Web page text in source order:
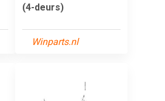
(4-deurs)
Winparts.nl